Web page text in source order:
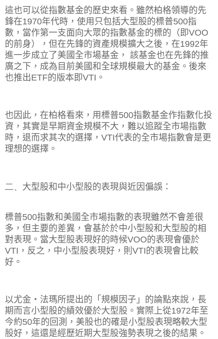
這也可以從指數基金的歷史來看。雖然柏格領導的先
鋒在1970年代時，使用只包括大型股的標普500指
數，當作第一支面向大眾的指數基金的標的（即VOO
的前身），但在先鋒的資產規模擴大之後，在1992年
進一步成立了美國全市場基金， 該基金也在先鋒的推
廣之下，成為目前美國和全球規模最大的基金。後來
也推出ETF的版本即VTI 。
也因此，在柏格看來，用標普500指數基金作指數化投
資，其實是早期資金規模不大，難以追蹤全市場指數
時，退而求其次的選擇， VTI代表的全市場指數會是更
理想的選擇。
二、 大型股和中小型股的表現與近因偏誤：
標普500指數和美國全市場指數的表現雖然不會差很
多，但主要的差異，會基於於中小型股和大型股的相
對表現。當大型股表現好的時候VOO的表現會優於
VTI ，反之，中小型股表現好，則 VTI的表現會比較
好。
以尤金‧法瑪所提出的「規模因子」的論點來說，長
期而言小型股的績效優於大型股。實際上從1972年至
今約50年的回測，美股也的確是小型股表現略較大型
股好，這還是經歷近期大型股強勢表現之後的結果。